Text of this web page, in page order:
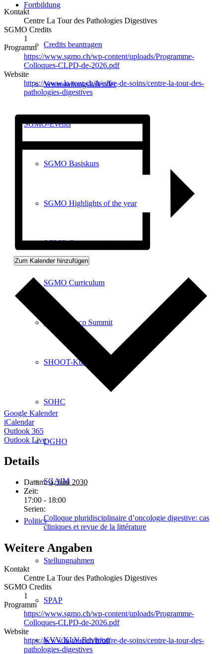
Fortbildung
Credits beantragen
Veranstaltungskalender
SGMO-Events
SGMO Basiskurs
SGMO Highlights of the year
SGMO Current practice sessions
SGMO Curriculum
SGMO Onco Summit
SHOOT-Kurse
SOHC
DGHO
SGAIM
Politics
Stellungnahmen
SPAP
KVV/KLV-Revision
Kontakt
Centre La Tour des Pathologies Digestives
SGMO Credits
1
Programm
https://www.sgmo.ch/wp-content/uploads/Programme-
Colloques-CLPD-de-2026.pdf
Website
https://www.la-tour.ch/fr/offre-de-soins/centre-la-tour-des-
pathologies-digestives
Zum Kalender hinzufügen
Google Kalender
iCalendar
Outlook 365
Outlook Live
Details
Datum: 4. Juni 2030
Zeit:
17:00 - 18:00
Serien:
Colloque pluridisciplinaire d’oncologie digestive: cas
cliniques et revue de la littérature
Weitere Angaben
Kontakt
Centre La Tour des Pathologies Digestives
SGMO Credits
1
Programm
https://www.sgmo.ch/wp-content/uploads/Programme-
Colloques-CLPD-de-2026.pdf
Website
https://www.la-tour.ch/fr/offre-de-soins/centre-la-tour-des-
pathologies-digestives